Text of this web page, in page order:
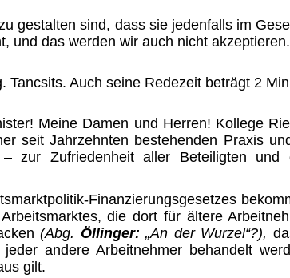
gestalten sind, dass sie jedenfalls im
und das wer­den wir auch nicht akzeptieren.
Tancsits. Auch seine Redezeit beträgt 2
Meine Damen und Herren! Kollege
seit Jahrzehnten bestehenden Praxis
zur Zufriedenheit aller Betei­ligten
Finanzierungsgesetzes
die dort für ältere
(Abg. Öllinger: „An der Wurzel“?),
andere Arbeitnehmer behandelt
gilt.